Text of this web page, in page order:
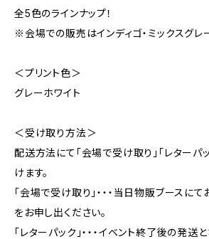
全5色のラインナップ！
※会場での販売はインディゴ・ミックスグレ
＜プリント色＞
グレーホワイト
＜受け取り方法＞
配送方法にて「会場で受け取り」「レターパ
けます。
「会場で受け取り」・・・当日物販ブースに
をお申し出ください。
「レターパック」・・・イベント終了後の発送